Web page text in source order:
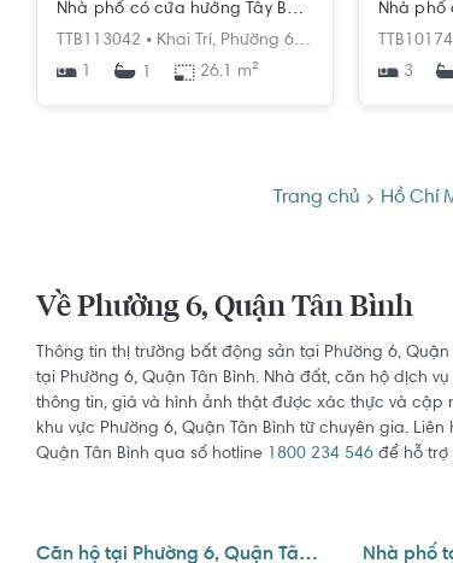
Nhà phố có cửa hướng Tây Bắc diện tích đất 30m2, cửa hướng Tây Bắc.
TTB113042 • Khai Trí, Phường 6, Tân Bình,
Hồ Chí
1
1 26.1 m²
3
Trang chủ Hồ Chí
Về Phường 6, Quận Tân Bình
Thông tin thị trường bất động sản tại Phường 6,
tại Phường 6, Quận Tân Bình. Nhà đất, căn hộ dịch
thông tin, giá và hình ảnh thật được xác thực và
khu vực Phường 6, Quận Tân Bình từ chuyên gia.
Quận Tân Bình qua số hotline
1800 234 546 để hỗ trợ
Căn hộ tại Phường 6, Quận Tân Bình